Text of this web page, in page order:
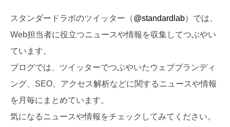
スタンダードラボのツイッター（@standardlab）では、
Web担当者に役立つニュースや情報を収集してつぶやい
ています。
ブログでは、ツイッターでつぶやいたウェブブランディ
ング、SEO、アクセス解析などに関するニュースや情報
を月毎にまとめています。
気になるニュースや情報をチェックしてみてください。